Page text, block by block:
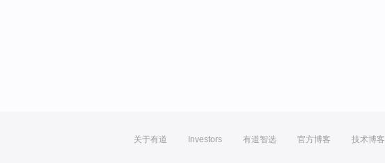
关于有道 Investors 有道智选 官方博客 技术博客